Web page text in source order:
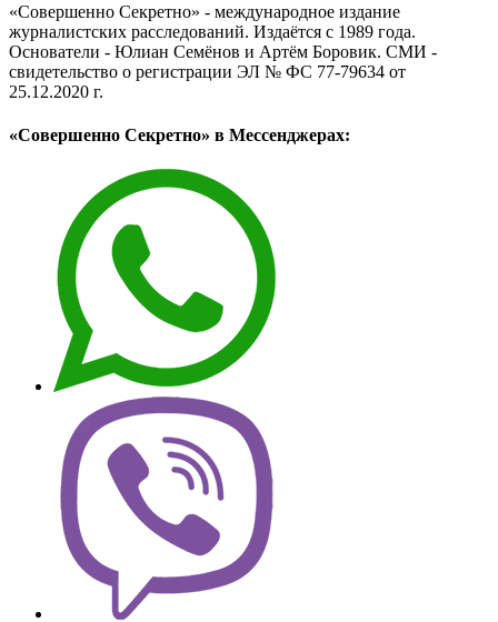
«Совершенно Секретно» - международное издание
журналистских расследований. Издаётся с 1989 года.
Основатели - Юлиан Семёнов и Артём Боровик. CМИ -
свидетельство о регистрации ЭЛ № ФС 77-79634 от
25.12.2020 г.
«Совершенно Секретно» в Мессенджерах: